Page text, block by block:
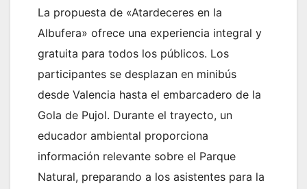
La propuesta de «Atardeceres en la
Albufera» ofrece una experiencia integral y
gratuita para todos los públicos. Los
participantes se desplazan en minibús
desde Valencia hasta el embarcadero de la
Gola de Pujol. Durante el trayecto, un
educador ambiental proporciona
información relevante sobre el Parque
Natural, preparando a los asistentes para la